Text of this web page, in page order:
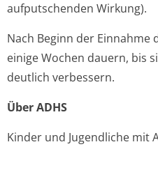
aufputschenden Wirkung).
Nach Beginn der Einnahme
einige Wochen dauern, bis
deutlich verbessern.
Über ADHS
Kinder und Jugendliche mit